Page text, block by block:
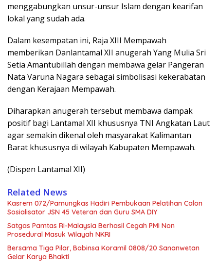
menggabungkan unsur-unsur Islam dengan kearifan
lokal yang sudah ada.
Dalam kesempatan ini, Raja XIII Mempawah
memberikan Danlantamal XII anugerah Yang Mulia Sri
Setia Amantubillah dengan membawa gelar Pangeran
Nata Varuna Nagara sebagai simbolisasi kekerabatan
dengan Kerajaan Mempawah.
Diharapkan anugerah tersebut membawa dampak
positif bagi Lantamal XII khususnya TNI Angkatan Laut
agar semakin dikenal oleh masyarakat Kalimantan
Barat khususnya di wilayah Kabupaten Mempawah.
(Dispen Lantamal XII)
Related News
Kasrem 072/Pamungkas Hadiri Pembukaan Pelatihan Calon
Sosialisator JSN 45 Veteran dan Guru SMA DIY
Satgas Pamtas RI-Malaysia Berhasil Cegah PMI Non
Prosedural Masuk Wilayah NKRI
Bersama Tiga Pilar, Babinsa Koramil 0808/20 Sananwetan
Gelar Karya Bhakti